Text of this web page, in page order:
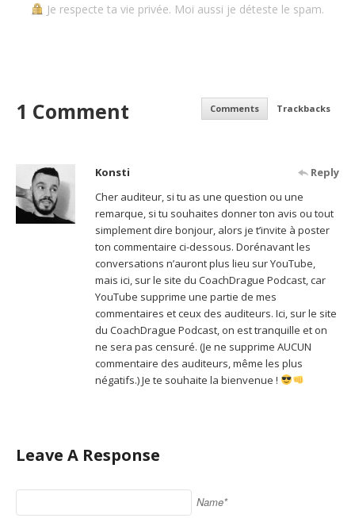
Je respecte ta vie privée. Moi aussi je déteste le spam.
1 Comment Comments Trackbacks
Konsti
Reply
Cher auditeur, si tu as une question ou une
remarque, si tu souhaites donner ton avis ou tout
simplement dire bonjour, alors je t’invite à poster
ton commentaire ci-dessous. Dorénavant les
conversations n’auront plus lieu sur YouTube,
mais ici, sur le site du CoachDrague Podcast, car
YouTube supprime une partie de mes
commentaires et ceux des auditeurs. Ici, sur le site
du CoachDrague Podcast, on est tranquille et on
ne sera pas censuré. (Je ne supprime AUCUN
commentaire des auditeurs, même les plus
négatifs.) Je te souhaite la bienvenue !
Leave A Response
Name*